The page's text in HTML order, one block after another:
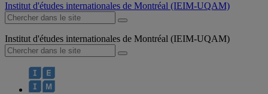
Institut d'études internationales de Montréal (IEIM-UQAM)
Institut d'études internationales de Montréal (IEIM-UQAM)